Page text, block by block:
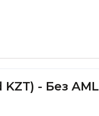
- Без AML